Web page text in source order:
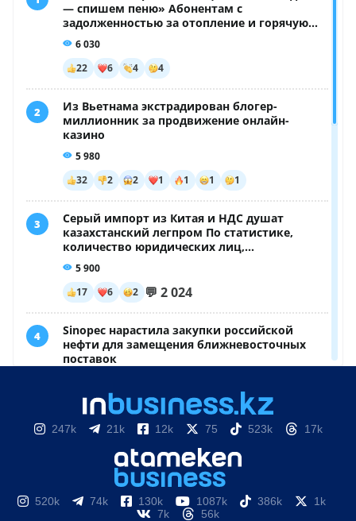
247k 21k 12k 75 523k 17k
520k 74k 130k 1087k 386k
1k
7k
56k